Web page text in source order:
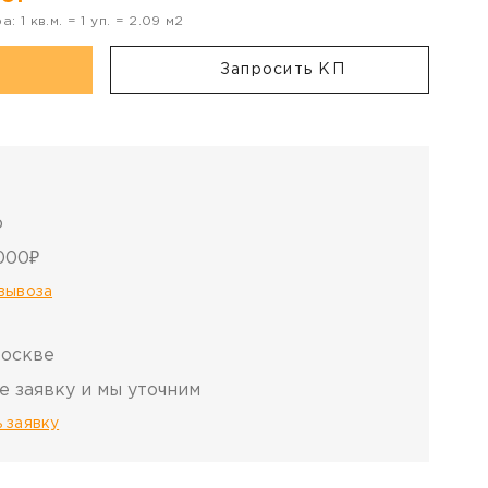
1 кв.м. =1 уп. = 2.09 м2
Запросить КП
заявку и мы уточним
заявку